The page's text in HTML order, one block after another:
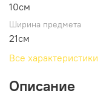
10см
Ширина предмета
21см
Все характеристики
Описание